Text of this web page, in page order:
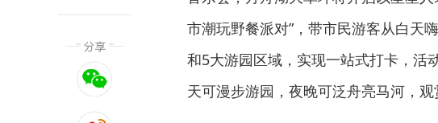
市潮玩野餐派对”，带市民游客从白天
和5大游园区域，实现一站式打卡，活
天可漫步游园，夜晚可泛舟亮马河，观